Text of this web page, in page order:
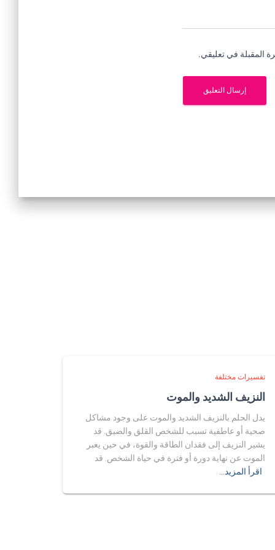
المقبلة في تعليقي.
تفسيرات مختلفة
النزيف الشديد والموت
يدل الحلم بالنزيف الشديد والموت على وجود مشاكل
صحية أو عاطفية تسبب للشخص القلق والضيق. قد
يشير النزيف إلى فقدان الطاقة والقوة، في حين يعبر
الموت عن نهاية دورة أو فترة في حياة الشخص. قد
اقرأ المزيد…